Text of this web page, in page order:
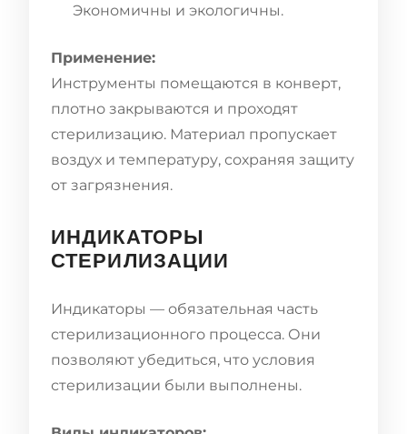
Экономичны и экологичны.
Применение:
Инструменты помещаются в конверт,
плотно закрываются и проходят
стерилизацию. Материал пропускает
воздух и температуру, сохраняя защиту
от загрязнения.
ИНДИКАТОРЫ
СТЕРИЛИЗАЦИИ
Индикаторы — обязательная часть
стерилизационного процесса. Они
позволяют убедиться, что условия
стерилизации были выполнены.